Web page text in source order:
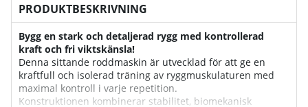
PRODUKTBESKRIVNING
Bygg en stark och detaljerad rygg med kontrollerad
kraft och fri viktskänsla!
Denna sittande roddmaskin är utvecklad för att ge en
kraftfull och isolerad träning av ryggmuskulaturen med
maximal kontroll i varje repetition.
Konstruktionen kombinerar stabilitet, biomekanisk